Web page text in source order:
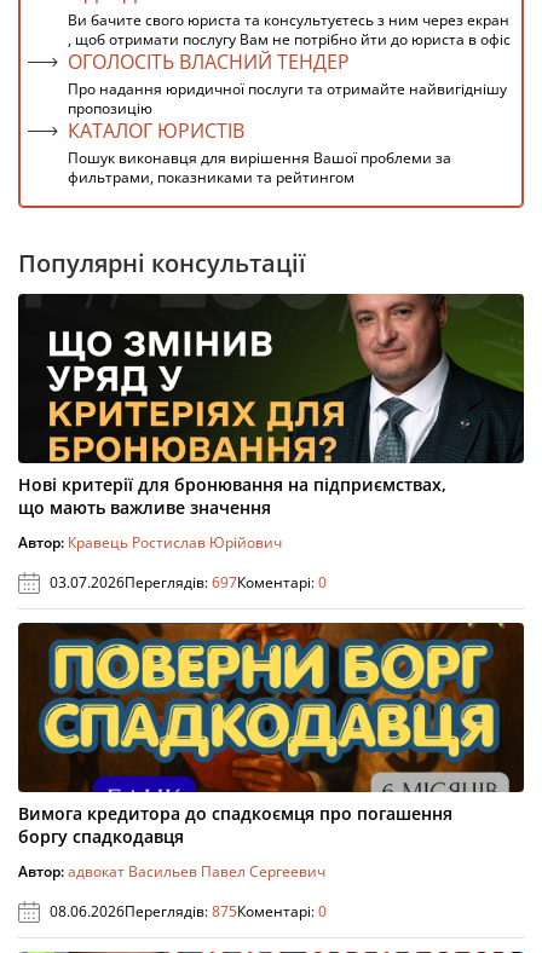
Ви бачите свого юриста та консультуєтесь з ним через екран
, щоб отримати послугу Вам не потрібно йти до юриста в офіс
ОГОЛОСІТЬ ВЛАСНИЙ ТЕНДЕР
Про надання юридичної послуги та отримайте найвигіднішу
пропозицію
КАТАЛОГ ЮРИСТІВ
Пошук виконавця для вирішення Вашої проблеми за
фильтрами, показниками та рейтингом
Популярні консультації
Нові критерії для бронювання на підприємствах,
що мають важливе значення
Автор: Кравець Ростислав Юрійович
03.07.2026Переглядів:697Коментарі:0
Вимога кредитора до спадкоємця про погашення
боргу спадкодавця
Автор:адвокат Васильев Павел Сергеевич
08.06.2026Переглядів:875Коментарі:0